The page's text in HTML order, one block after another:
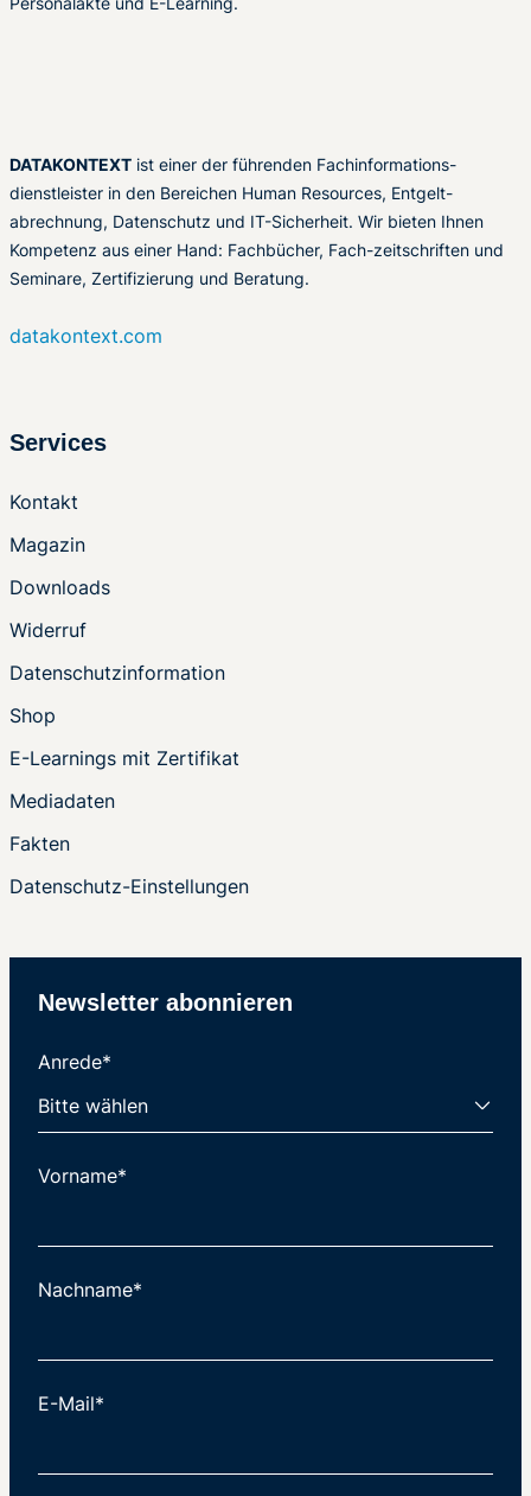
DATAKONTEXT ist einer der führenden Fachinformations-
dienstleister in den Bereichen Human Resources, Entgelt-
abrechnung, Datenschutz und IT-Sicherheit. Wir bieten Ihnen
Kompetenz aus einer Hand: Fachbücher, Fach-zeitschriften und
Seminare, Zertifizierung und Beratung.
datakontext.com
Services
Kontakt
Magazin
Downloads
Widerruf
Datenschutzinformation
Shop
E-Learnings mit Zertifikat
Mediadaten
Fakten
Datenschutz-Einstellungen
Newsletter abonnieren
Anrede*
Vorname*
Nachname*
E-Mail*